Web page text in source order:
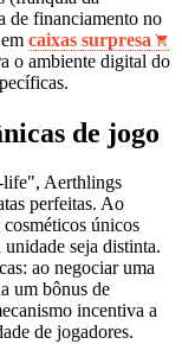
de financiamento no
caixas surpresa
o ambiente digital do
de jogo
life", Aerthlings
perfeitas. Ao
únicos
seja distinta.
ao negociar uma
um bônus de
incentiva a
de jogadores.